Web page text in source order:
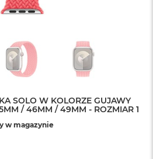
SOLO W KOLORZE GUJAWY
/ 46MM / 49MM - ROZMIAR 1
w magazynie